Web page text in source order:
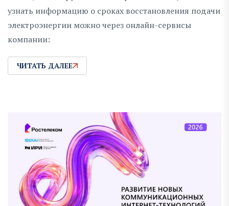
узнать информацию о сроках восстановления подачи
электроэнергии можно через онлайн-сервисы
компании:
ЧИТАТЬ ДАЛЕЕ